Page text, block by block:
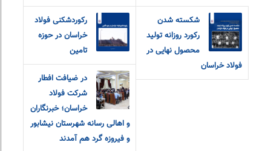
شکسته شدن
رکورد روزانه تولید
محصول نهایی در
فولاد خراسان
رکوردشکنی فولاد
خراسان در حوزه
تامین
در ضیافت افطار
شرکت فولاد
خراسان؛ خبرنگاران
و اهالی رسانه شهرستان نیشابور
و فیروزه گرد هم آمدند